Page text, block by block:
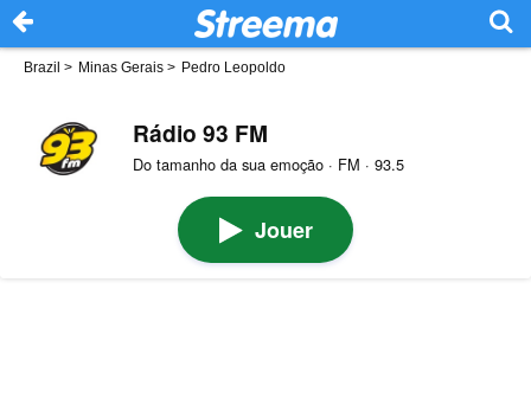
Brazil > Minas Gerais > Pedro Leopoldo
Rádio 93 FM
Do tamanho da sua emoção · FM · 93.5
Jouer